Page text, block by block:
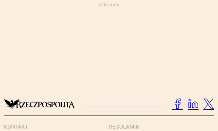
KONTAKT REGULAMIN